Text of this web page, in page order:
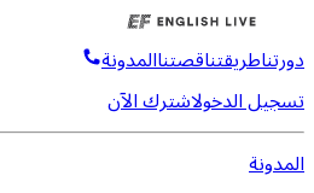
دورتناطريقتناقصتناالمدونة
تسجيل الدخولاشترك الآن
المدونة